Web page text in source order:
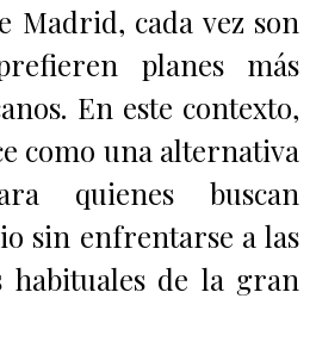
Madrid, cada vez son
planes más
En este contexto,
como una alternativa
quienes buscan
sin enfrentarse a las
habituales de la gran